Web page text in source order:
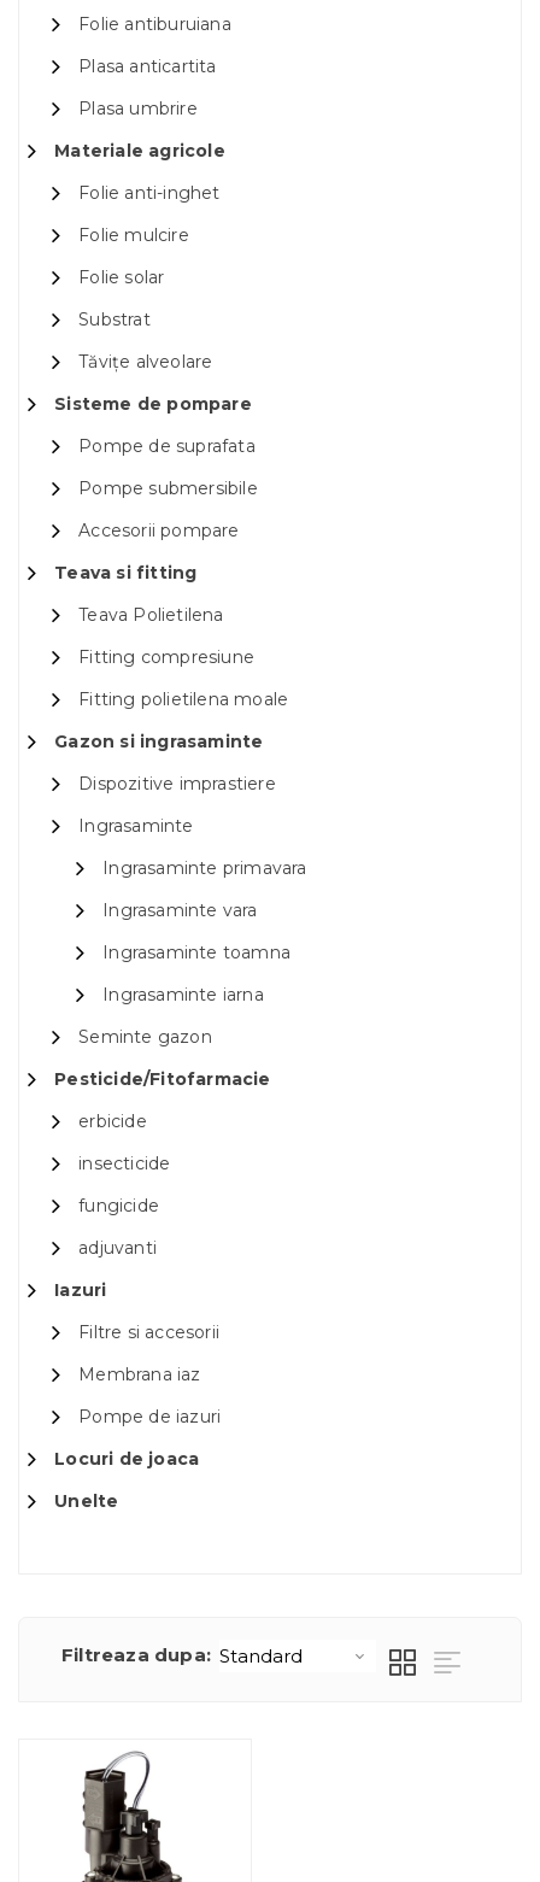
Folie antiburuiana
Plasa anticartita
Plasa umbrire
Materiale agricole
Folie anti-inghet
Folie mulcire
Folie solar
Substrat
Tăvițe alveolare
Sisteme de pompare
Pompe de suprafata
Pompe submersibile
Accesorii pompare
Teava si fitting
Teava Polietilena
Fitting compresiune
Fitting polietilena moale
Gazon si ingrasaminte
Dispozitive imprastiere
Ingrasaminte
Ingrasaminte primavara
Ingrasaminte vara
Ingrasaminte toamna
Ingrasaminte iarna
Seminte gazon
Pesticide/Fitofarmacie
erbicide
insecticide
fungicide
adjuvanti
Iazuri
Filtre si accesorii
Membrana iaz
Pompe de iazuri
Locuri de joaca
Unelte
Filtreaza dupa: